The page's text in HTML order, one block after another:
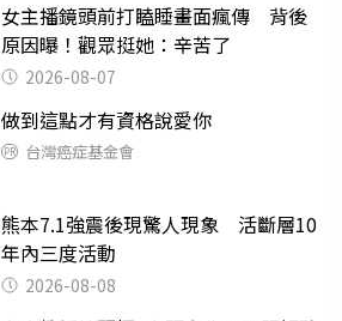
女主播鏡頭前打瞌睡畫面瘋傳 背後
原因曝！觀眾挺她：辛苦了
2026-08-07
做到這點才有資格說愛你
台灣癌症基金會
熊本7.1強震後現驚人現象 活斷層10
年內三度活動
2026-08-08